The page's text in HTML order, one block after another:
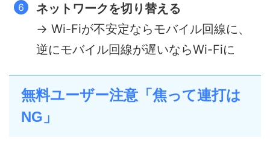
ネットワークを切り替える
→ Wi-Fiが不安定ならモバイル回線に、
逆にモバイル回線が遅いならWi-Fiに
無料ユーザー注意「焦って連打は
NG」